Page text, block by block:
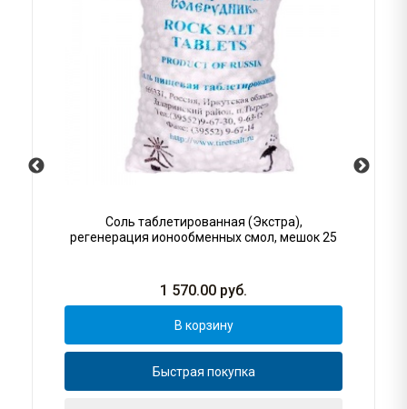
Соль таблетированная (Экстра),
регенерация ионообменных смол, мешок 25
1 570.00 руб.
В корзину
Быстрая покупка